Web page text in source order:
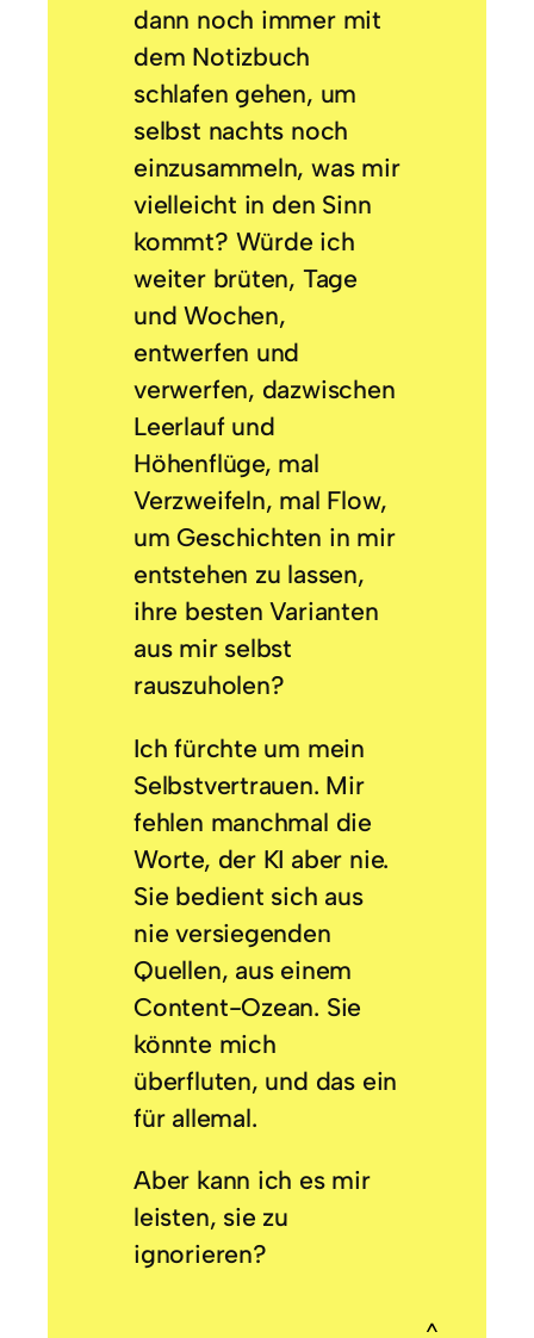
dann noch immer mit
dem Notizbuch
schlafen gehen, um
selbst nachts noch
einzusammeln, was mir
vielleicht in den Sinn
kommt? Würde ich
weiter brüten, Tage
und Wochen,
entwerfen und
verwerfen, dazwischen
Leerlauf und
Höhenflüge, mal
Verzweifeln, mal Flow,
um Geschichten in mir
entstehen zu lassen,
ihre besten Varianten
aus mir selbst
rauszuholen?
Ich fürchte um mein
Selbstvertrauen. Mir
fehlen manchmal die
Worte, der KI aber nie.
Sie bedient sich aus
nie versiegenden
Quellen, aus einem
Content-Ozean. Sie
könnte mich
überfluten, und das ein
für allemal.
Aber kann ich es mir
leisten, sie zu
ignorieren?
^